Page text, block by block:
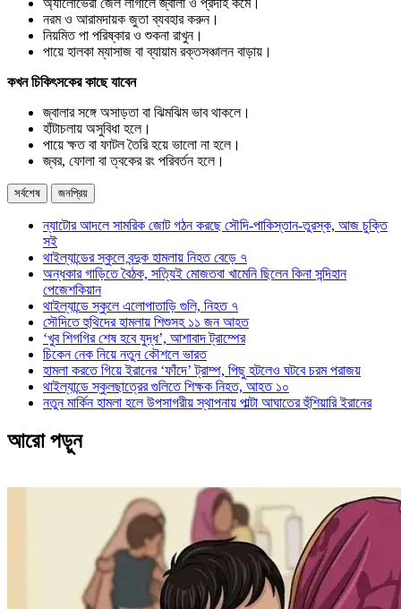
অ্যালোভেরা জেল লাগালে জ্বালা ও প্রদাহ কমে।
নরম ও আরামদায়ক জুতা ব্যবহার করুন।
নিয়মিত পা পরিষ্কার ও শুকনা রাখুন।
পায়ে হালকা ম্যাসাজ বা ব্যায়াম রক্তসঞ্চালন বাড়ায়।
কখন চিকিৎসকের কাছে যাবেন
জ্বালার সঙ্গে অসাড়তা বা ঝিমঝিম ভাব থাকলে।
হাঁটাচলায় অসুবিধা হলে।
পায়ে ক্ষত বা ফাটল তৈরি হয়ে ভালো না হলে।
জ্বর, ফোলা বা ত্বকের রং পরিবর্তন হলে।
সর্বশেষ জনপ্রিয়
ন্যাটোর আদলে সামরিক জোট গঠন করছে সৌদি-পাকিস্তান-তুরস্ক, আজ চুক্তি
সই
থাইল্যান্ডের স্কুলে বন্দুক হামলায় নিহত বেড়ে ৭
অন্ধকার গাড়িতে বৈঠক, সত্যিই মোজতবা খামেনি ছিলেন কিনা সন্দিহান
পেজেশকিয়ান
থাইল্যান্ডে স্কুলে এলোপাতাড়ি গুলি, নিহত ৭
সৌদিতে হুথিদের হামলায় শিশুসহ ১১ জন আহত
‘খুব শিগগির শেষ হবে যুদ্ধ’, আশাবাদ ট্রাম্পের
চিকেন নেক নিয়ে নতুন কৌশলে ভারত
হামলা করতে গিয়ে ইরানের ‘ফাঁদে’ ট্রাম্প, পিছু হটলেও ঘটবে চরম পরাজয়
থাইল্যান্ডে স্কুলছাত্রের গুলিতে শিক্ষক নিহত, আহত ১০
নতুন মার্কিন হামলা হলে উপসাগরীয় স্থাপনায় পাল্টা আঘাতের হুঁশিয়ারি ইরানের
আরো পড়ুন